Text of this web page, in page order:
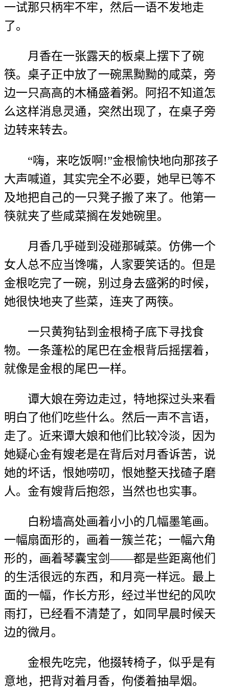
一试那只柄牢不牢，然后一语不发地走
了。
月香在一张露天的板桌上摆下了碗
筷。桌子正中放了一碗黑黝黝的咸菜，旁
边一只高高的木桶盛着粥。阿招不知道怎
么这样消息灵通，突然出现了，在桌子旁
边转来转去。
“嗨，来吃饭啊!”金根愉快地向那孩子
大声喊道，其实完全不必要，她早已等不
及地把自己的一只凳子搬了来了。他第一
筷就夹了些咸菜搁在发她碗里。
月香几乎碰到没碰那碱菜。仿佛一个
女人总不应当馋嘴，人家要笑话的。但是
金根吃完了一碗，别过身去盛粥的时候，
她很快地夹了些菜，连夹了两筷。
一只黄狗钻到金根椅子底下寻找食
物。一条蓬松的尾巴在金根背后摇摆着，
就像是金根的尾巴一样。
谭大娘在旁边走过，特地探过头来看
明白了他们吃些什么。然后一声不言语，
走了。近来谭大娘和他们比较冷淡，因为
她疑心金有嫂老是在背后对月香诉苦，说
她的坏话，恨她唠叨，恨她整天找碴子磨
人。金有嫂背后抱怨，当然也也实事。
白粉墙高处画着小小的几幅墨笔画。
一幅扇面形的，画着一簇兰花；一幅六角
形的，画着琴囊宝剑——都是些距离他们
的生活很远的东西，和月亮一样远。最上
面的一幅，作长方形，经过半世纪的风吹
雨打，已经看不清楚了，如同早晨时候天
边的微月。
金根先吃完，他掇转椅子，似乎是有
意地，把背对着月香，佝偻着抽旱烟。